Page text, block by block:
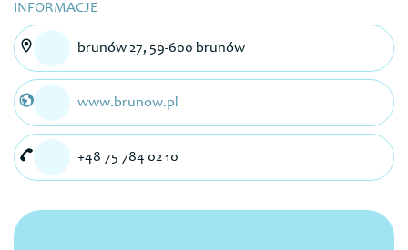
INFORMACJE
brunów 27, 59-600 brunów
www.brunow.pl
+48 75 784 02 10